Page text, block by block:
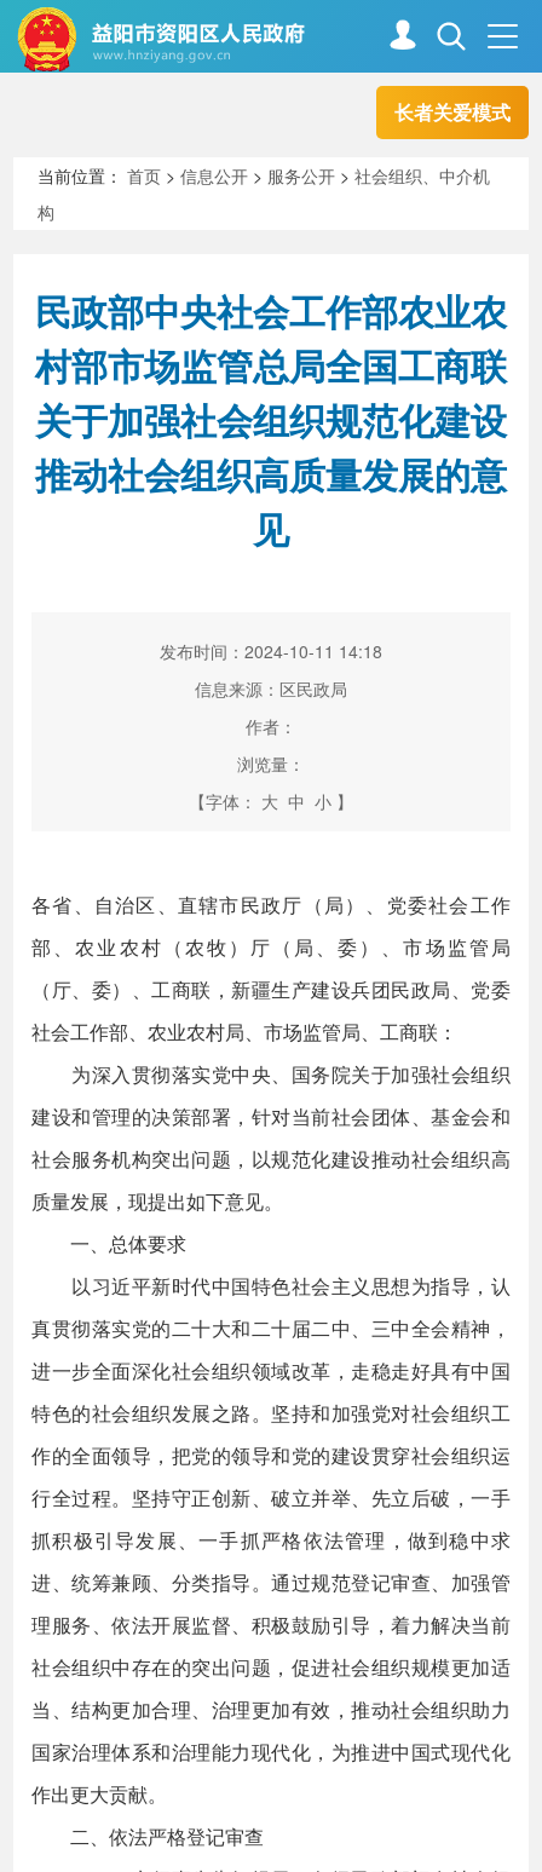
长者关爱模式
走进资阳
新闻中心 解读回应
政务服务 互动交流
当前位置：首页 >信息公开 > 服务公开 >社会组织、中介机
构
民政部中央社会工作部农业农
村部市场监管总局全国工商联
关于加强社会组织规范化建设
推动社会组织高质量发展的意
见
发布时间：2024-10-11 14:18
信息来源：区民政局
作者：
浏览量：
【字体： 大 中 小 】
各省、自治区、直辖市民政厅（局）、党委社会工作
部、农业农村（农牧）厅（局、委）、市场监管局
（厅、委）、工商联，新疆生产建设兵团民政局、党委
社会工作部、农业农村局、市场监管局、工商联：
为深入贯彻落实党中央、国务院关于加强社会组织
建设和管理的决策部署，针对当前社会团体、基金会和
社会服务机构突出问题，以规范化建设推动社会组织高
质量发展，现提出如下意见。
一、总体要求
以习近平新时代中国特色社会主义思想为指导，认
真贯彻落实党的二十大和二十届二中、三中全会精神，
进一步全面深化社会组织领域改革，走稳走好具有中国
特色的社会组织发展之路。坚持和加强党对社会组织工
作的全面领导，把党的领导和党的建设贯穿社会组织运
行全过程。坚持守正创新、破立并举、先立后破，一手
抓积极引导发展、一手抓严格依法管理，做到稳中求
进、统筹兼顾、分类指导。通过规范登记审查、加强管
理服务、依法开展监督、积极鼓励引导，着力解决当前
社会组织中存在的突出问题，促进社会组织规模更加适
当、结构更加合理、治理更加有效，推动社会组织助力
国家治理体系和治理能力现代化，为推进中国式现代化
作出更大贡献。
二、依法严格登记审查